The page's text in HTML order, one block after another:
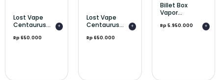
Lost Vape
Centaurus...
Rp 650.000
+
Lost Vape
Centaurus...
Rp 650.000
+
Billet Box
Vapor...
Rp 5.950.000 +